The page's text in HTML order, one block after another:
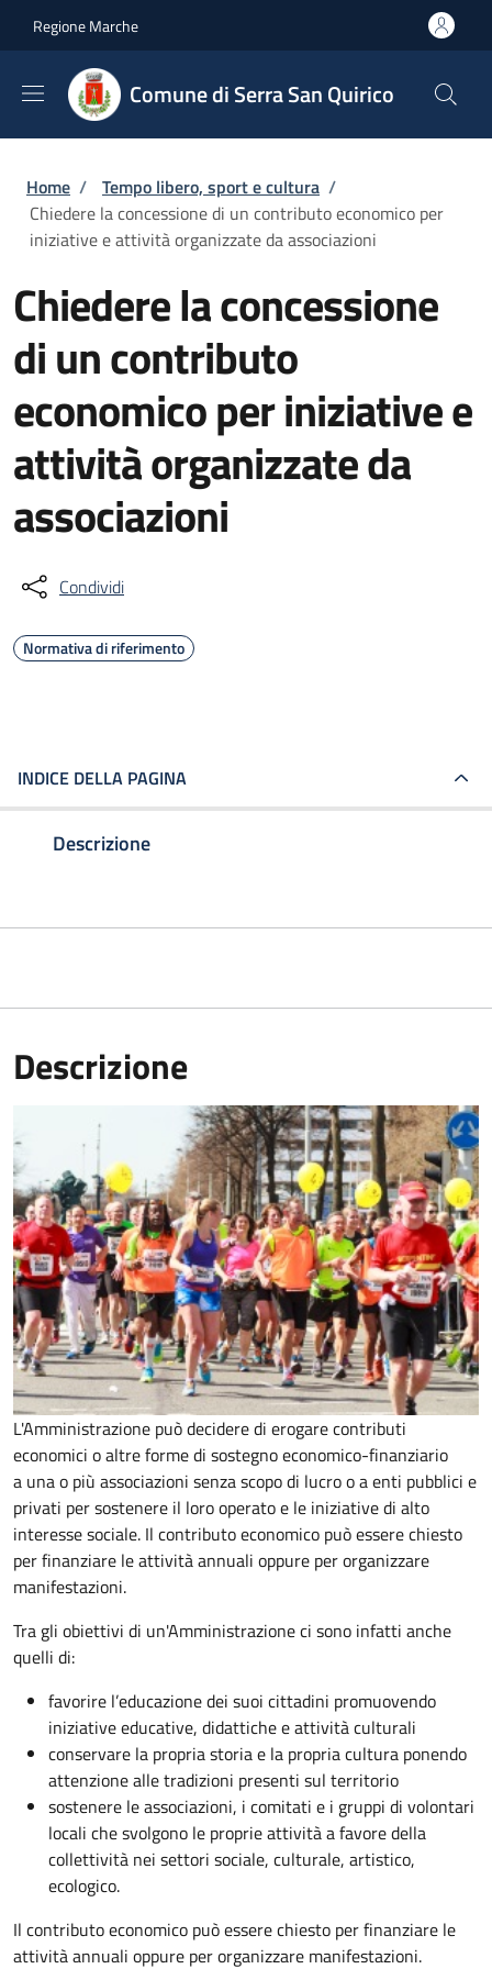
Regione Marche
Comune di Serra San Quirico
Briciole di pane
Home / Tempo libero, sport e cultura /
Chiedere la concessione di un contributo economico per
iniziative e attività organizzate da associazioni
Chiedere la concessione
di un contributo
economico per iniziative e
attività organizzate da
associazioni
Condividi
Normativa di riferimento
INDICE DELLA PAGINA
Descrizione
Descrizione
L'Amministrazione può decidere di erogare contributi
economici o altre forme di sostegno economico-finanziario
a una o più associazioni senza scopo di lucro o a enti pubblici e
privati per sostenere il loro operato e le iniziative di alto
interesse sociale. Il contributo economico può essere chiesto
per finanziare le attività annuali oppure per organizzare
manifestazioni.
Tra gli obiettivi di un'Amministrazione ci sono infatti anche
quelli di:
favorire l’educazione dei suoi cittadini promuovendo
iniziative educative, didattiche e attività culturali
conservare la propria storia e la propria cultura ponendo
attenzione alle tradizioni presenti sul territorio
sostenere le associazioni, i comitati e i gruppi di volontari
locali che svolgono le proprie attività a favore della
collettività nei settori sociale, culturale, artistico,
ecologico.
Il contributo economico può essere chiesto per finanziare le
attività annuali oppure per organizzare manifestazioni.